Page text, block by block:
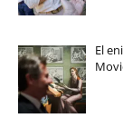
El